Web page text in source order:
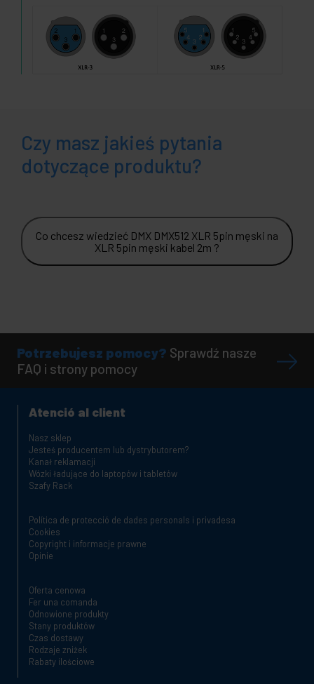
Czy masz jakieś pytania
dotyczące produktu?
Co chcesz wiedzieć DMX DMX512 XLR 5pin męski na
XLR 5pin męski kabel 2m ?
Potrzebujesz pomocy? Sprawdź nasze
FAQ i strony pomocy
Atenció al client
Nasz sklep
Jesteś producentem lub dystrybutorem?
Kanał reklamacji
Wózki ładujące do laptopów i tabletów
Szafy Rack
Política de protecció de dades personals i privadesa
Cookies
Copyright i informacje prawne
Opinie
Oferta cenowa
Fer una comanda
Odnowione produkty
Stany produktów
Czas dostawy
Rodzaje zniżek
Rabaty ilościowe